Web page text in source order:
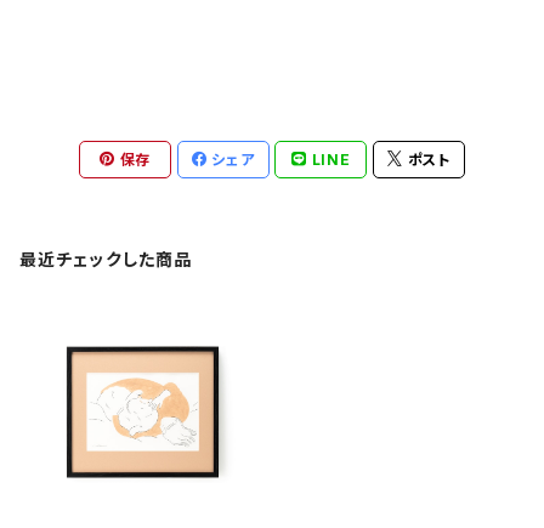
保存 シェア LINE ポスト
最近チェックした商品